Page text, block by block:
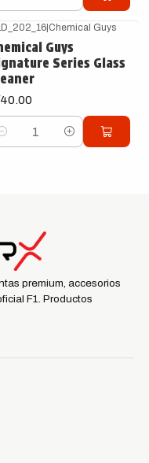
|Chemical Guys
Guys
Series Glass
premium, accesorios
F1. Productos